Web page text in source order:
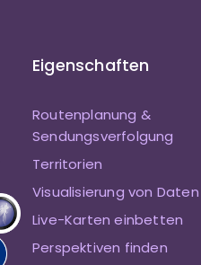
Eigenschaften
Routenplanung &
Sendungsverfolgung
Territorien
Visualisierung von Daten
Live-Karten einbetten
Perspektiven finden